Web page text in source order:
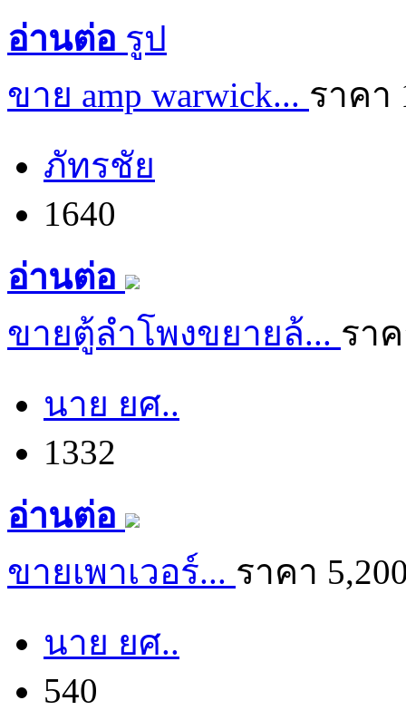
อ่านต่อ
ขาย amp warwick... ราคา
ภัทรชัย
1640
อ่านต่อ
ขายตู้ลำโพงขยายล้... รา
นาย ยศ..
1332
อ่านต่อ
ขายเพาเวอร์... ราคา
นาย ยศ..
540